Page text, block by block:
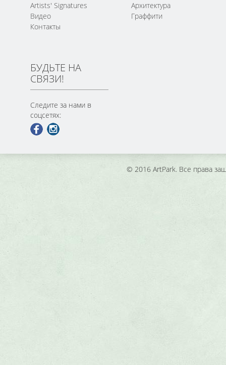
Artists' Signatures
Видео
Контакты
Архитектура
Граффити
БУДЬТЕ НА
СВЯЗИ!
Следите за нами в
соцсетях:
© 2016 ArtPark. Все права